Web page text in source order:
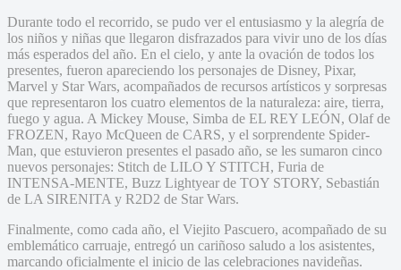
Durante todo el recorrido, se pudo ver el entusiasmo y la alegría de
los niños y niñas que llegaron disfrazados para vivir uno de los días
más esperados del año. En el cielo, y ante la ovación de todos los
presentes, fueron apareciendo los personajes de Disney, Pixar,
Marvel y Star Wars, acompañados de recursos artísticos y sorpresas
que representaron los cuatro elementos de la naturaleza: aire, tierra,
fuego y agua. A Mickey Mouse, Simba de EL REY LEÓN, Olaf de
FROZEN, Rayo McQueen de CARS, y el sorprendente Spider-
Man, que estuvieron presentes el pasado año, se les sumaron cinco
nuevos personajes: Stitch de LILO Y STITCH, Furia de
INTENSA-MENTE, Buzz Lightyear de TOY STORY, Sebastián
de LA SIRENITA y R2D2 de Star Wars.
Finalmente, como cada año, el Viejito Pascuero, acompañado de su
emblemático carruaje, entregó un cariñoso saludo a los asistentes,
marcando oficialmente el inicio de las celebraciones navideñas.